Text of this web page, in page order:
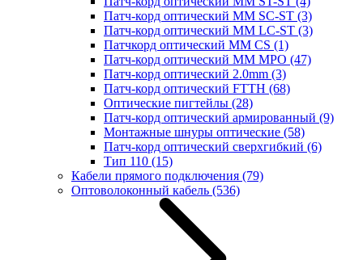
Патч-корд оптический MM SC-ST (3)
Патч-корд оптический MM LC-ST (3)
Патчкорд оптический MM CS (1)
Патч-корд оптический MM MPO (47)
Патч-корд оптический 2.0mm (3)
Патч-корд оптический FTTH (68)
Оптические пигтейлы (28)
Патч-корд оптический армированный (9)
Монтажные шнуры оптические (58)
Патч-корд оптический сверхгибкий (6)
Тип 110 (15)
Кабели прямого подключения (79)
Оптоволоконный кабель (536)